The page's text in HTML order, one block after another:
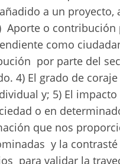
a un proyecto,
Aporte o contribución
como
por parte del
4) El grado de coraje
y; 5) El impacto
o en
que nos
y la
para validar la